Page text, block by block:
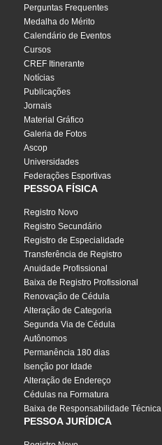
Perguntas Frequentes
Medalha do Mérito
Calendário de Eventos
Cursos
CREF Itinerante
Notícias
Publicações
Jornais
Material Gráfico
Galeria de Fotos
Ascop
Universidades
Federações Esportivas
PESSOA FÍSICA
Registro Novo
Registro Secundário
Registro de Especialidade
Transferência de Registro
Anuidade Profissional
Baixa de Registro Profissional
Renovação de Cédula
Alteração de Categoria
Segunda Via de Cédula
Autônomos
Permanência 180 dias
Isenção por Idade
Alteração de Endereço
Cédulas na Formatura
Baixa de Responsabilidade Técnica
PESSOA JURÍDICA